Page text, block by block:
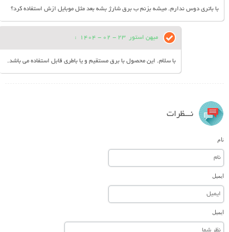
با باتری دوس ندارم. میشه بزنم ب برق شارژ بشه بعد مثل موبایل ازش استفاده کرد؟
میهن استور 23 - 02 - 1404
:
با سلام. این محصول با برق مستقیم و یا باطری قابل استفاده می باشد.
نـــظرات
نام
ایمیل
ایمیل